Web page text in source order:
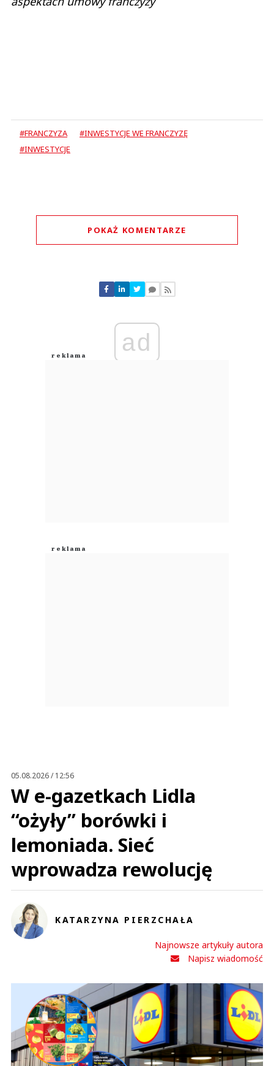
#FRANCZYZA
#INWESTYCJE WE FRANCZYZĘ
#INWESTYCJE
POKAŻ KOMENTARZE
Ewa
05.08.2026 / 17:44
ad
05.08.2026 / 12:56
W e-gazetkach Lidla
“ożyły” borówki i
lemoniada. Sieć
wprowadza rewolucję
KATARZYNA PIERZCHAŁA
Najnowsze artykuły autora
Napisz wiadomość